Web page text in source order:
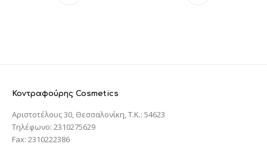
Κοντραφούρης Cosmetics
Αριστοτέλους 30, Θεσσαλονίκη, T.K.: 54623
Τηλέφωνο: 2310275629
Fax: 2310222386